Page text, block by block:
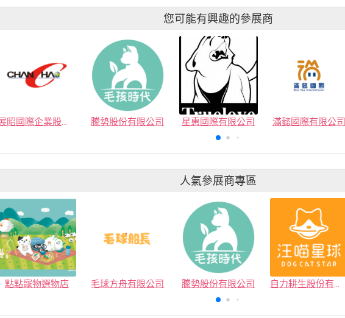
您可能有興趣的參展商
展昭國際企業股份有限公司 騰勢股份有限公司 星惠國際有限公司 滿懿國際有限公司
人氣參展商專區
點點寵物選物店 毛球方舟有限公司 騰勢股份有限公司